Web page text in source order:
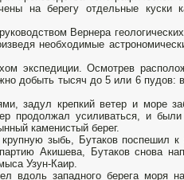
на берегу отдельные куски
Вернера
необходимые
экспедиции. Осмотрев
добыть тысяч до 5 или 6 пудов:
задул крепкий ветер и море
продолжал усиливаться, и были
каменистый берег.
зыбь, Бутаков поспешил к
Акишева, Бутаков снова
Узун-Каир.
вдоль западного берега моря